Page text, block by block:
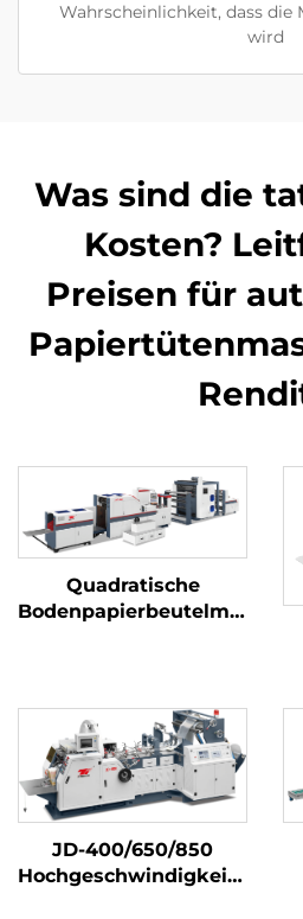
Wahrscheinlichkeit, dass die
wird
Was sind die
Kosten?
Preisen für
Quadratische
JD-400/650/850
Hochgeschwindigkeits-